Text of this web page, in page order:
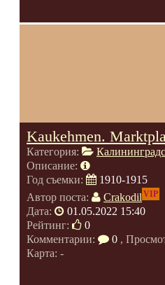
Kaukehmen.
Категория:
Описание:
Год съемки:
1910-1915
Автор поста:
Crakodil VIP
Дата:
01.05.2022 15:40
Рейтинг:
0
Комментарии:
0 ,
Карта: -